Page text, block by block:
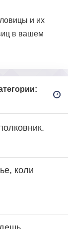
и их
в вашем
коли